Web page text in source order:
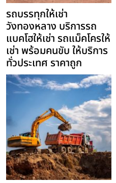
รถบรรทุกให้เช่า
วังทองหลาง บริการรถ
แบคโฮให้เช่า รถแม็คโครให้
เช่า พร้อมคนขับ ให้บริการ
ทั่วประเทศ ราคาถูก